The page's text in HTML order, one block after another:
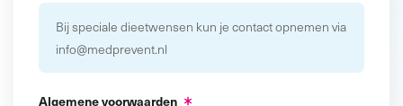
Bij speciale dieetwensen kun je contact opnemen via
info@medprevent.nl
Algemene voorwaarden